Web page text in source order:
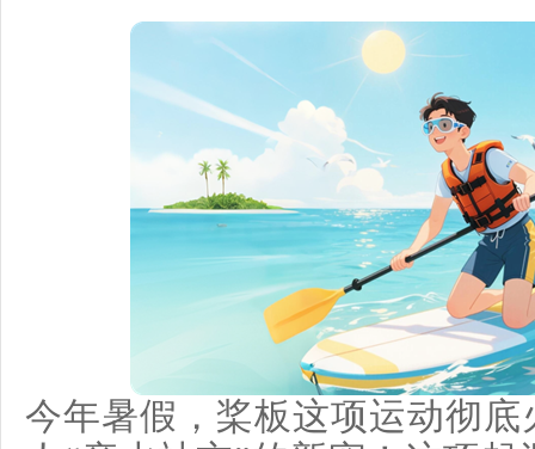
今年暑假，桨板这项运动彻